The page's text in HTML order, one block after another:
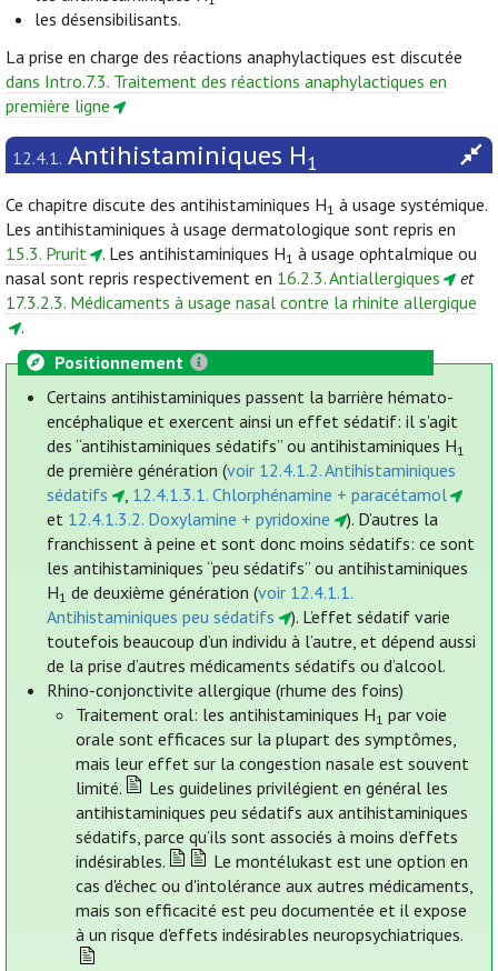
les désensibilisants.
La prise en charge des réactions anaphylactiques est discutée
dans Intro.7.3. Traitement des réactions anaphylactiques en
première ligne
12.4.1. Antihistaminiques H1
Ce chapitre discute des antihistaminiques H1 à usage systémique.
Les antihistaminiques à usage dermatologique sont repris en
15.3. Prurit
. Les antihistaminiques H1 à usage ophtalmique ou
nasal sont repris respectivement en 16.2.3. Antiallergiques
et
17.3.2.3. Médicaments à usage nasal contre la rhinite allergique
.
Positionnement
Certains antihistaminiques passent la barrière hémato-
encéphalique et exercent ainsi un effet sédatif: il s’agit
des “antihistaminiques sédatifs” ou antihistaminiques H1
de première génération (voir 12.4.1.2. Antihistaminiques
sédatifs
, 12.4.1.3.1. Chlorphénamine + paracétamol
et 12.4.1.3.2. Doxylamine + pyridoxine
). D’autres la
franchissent à peine et sont donc moins sédatifs: ce sont
les antihistaminiques “peu sédatifs” ou antihistaminiques
H1 de deuxième génération (voir 12.4.1.1.
Antihistaminiques peu sédatifs
). L’effet sédatif varie
toutefois beaucoup d’un individu à l’autre, et dépend aussi
de la prise d’autres médicaments sédatifs ou d’alcool.
Rhino-conjonctivite allergique (rhume des foins)
Traitement oral: les antihistaminiques H1 par voie
orale sont efficaces sur la plupart des symptômes,
mais leur effet sur la congestion nasale est souvent
limité.
Les guidelines privilégient en général les
antihistaminiques peu sédatifs aux antihistaminiques
sédatifs, parce qu’ils sont associés à moins d’effets
indésirables.
Le montélukast est une option en
cas d'échec ou d'intolérance aux autres médicaments,
mais son efficacité est peu documentée et il expose
à un risque d'effets indésirables neuropsychiatriques.